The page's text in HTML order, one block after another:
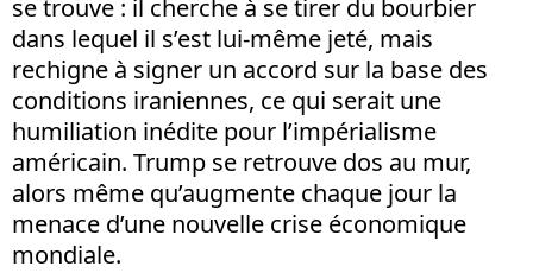
se trouve : il cherche à se tirer du bourbier
dans lequel il s’est lui-même jeté, mais
rechigne à signer un accord sur la base des
conditions iraniennes, ce qui serait une
humiliation inédite pour l’impérialisme
américain. Trump se retrouve dos au mur,
alors même qu’augmente chaque jour la
menace d’une nouvelle crise économique
mondiale.